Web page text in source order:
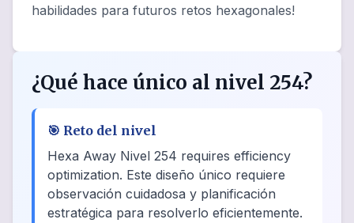
habilidades para futuros retos hexagonales!
¿Qué hace único al nivel 254?
🎯 Reto del nivel
Hexa Away Nivel 254 requires efficiency
optimization. Este diseño único requiere
observación cuidadosa y planificación
estratégica para resolverlo eficientemente.